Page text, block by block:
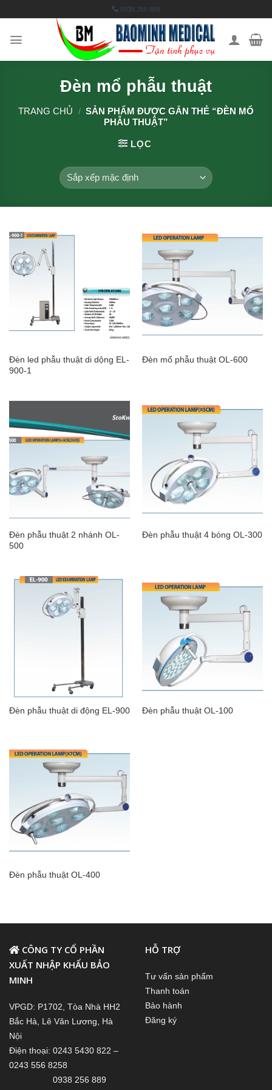
to
content
0938 256 889
Đèn mổ phẫu thuật
TRANG CHỦ / SẢN PHẨM ĐƯỢC GẮN THẺ “ĐÈN MỔ
PHẪU THUẬT”
LỌC
Đèn led phẫu thuật di dộng EL-
900-1
Đèn mổ phẫu thuật OL-600
Đèn phẫu thuật 2 nhánh OL-
500
Đèn phẫu thuật 4 bóng OL-300
Đèn phẫu thuật di động EL-900 Đèn phẫu thuật OL-100
Đèn phẫu thuật OL-400
CÔNG TY CỔ PHẦN
XUẤT NHẬP KHẨU BẢO
MINH
VPGD: P1702, Tòa Nhà HH2
Bắc Hà, Lê Văn Lương, Hà
Nội
Điện thoại: 0243 5430 822 –
0243 556 8258
0938 256 889
HỖ TRỢ
Tư vấn sản phẩm
Thanh toán
Bảo hành
Đăng ký